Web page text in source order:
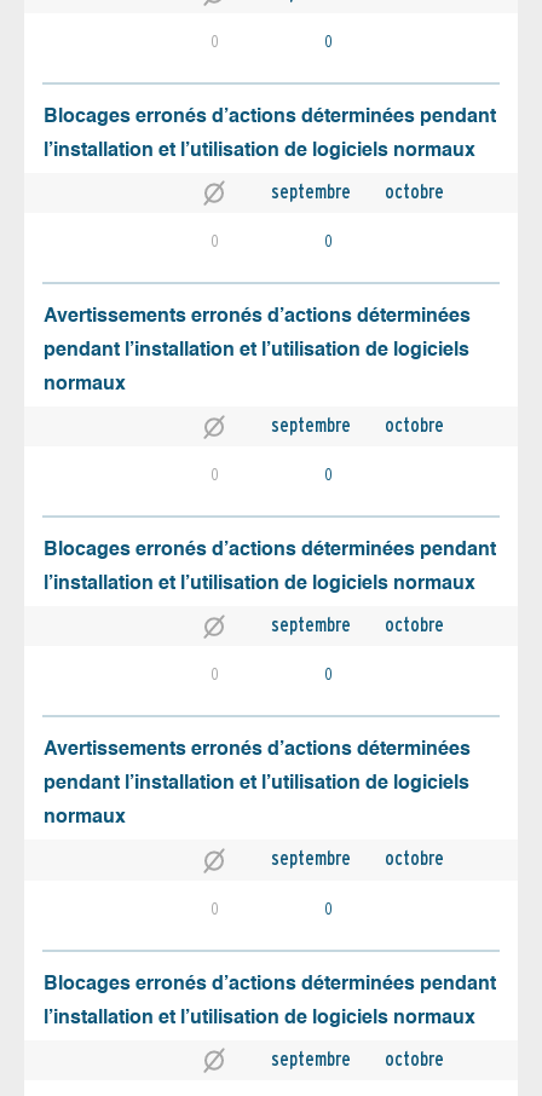
0 0
Blocages erronés d’actions déterminées pendant
l’installation et l’utilisation de logiciels normaux
septembre octobre
0 0
Avertissements erronés d’actions déterminées
pendant l’installation et l’utilisation de logiciels
normaux
septembre octobre
0 0
Blocages erronés d’actions déterminées pendant
l’installation et l’utilisation de logiciels normaux
septembre octobre
0 0
Avertissements erronés d’actions déterminées
pendant l’installation et l’utilisation de logiciels
normaux
septembre octobre
0 0
Blocages erronés d’actions déterminées pendant
l’installation et l’utilisation de logiciels normaux
septembre octobre